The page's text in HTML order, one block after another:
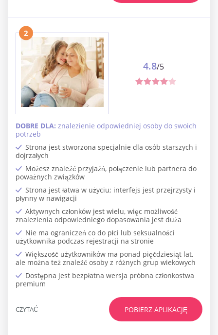
2
Strona jest stworzona specjalnie dla osób starszych i
dojrzałych
Możesz znaleźć przyjaźń, połączenie lub partnera do
poważnych związków
Strona jest łatwa w użyciu; interfejs jest przejrzysty i
płynny w nawigacji
Aktywnych członków jest wielu, więc możliwość
znalezienia odpowiedniego dopasowania jest duża
Nie ma ograniczeń co do płci lub seksualności
użytkownika podczas rejestracji na stronie
Większość użytkowników ma ponad pięćdziesiąt lat,
ale można też znaleźć osoby z różnych grup wiekowych
Dostępna jest bezpłatna wersja próbna członkostwa
premium
DOBRE DLA: znalezienie odpowiedniej osoby do swoich
potrzeb
4.8/5
POBIERZ APLIKACJĘ
CZYTAĆ